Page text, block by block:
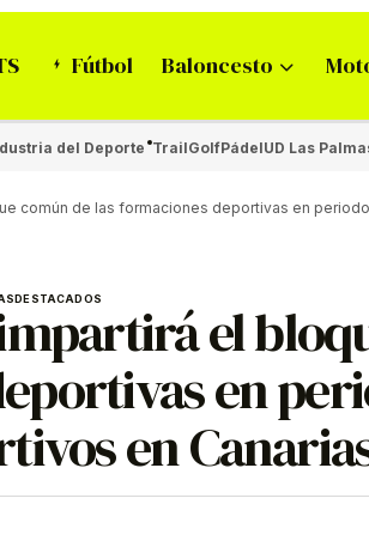
Fútbol Baloncesto
del Deporte TrailGolfPádelUD Las
común de las formaciones deportivas en
DESTACADOS el
en
en